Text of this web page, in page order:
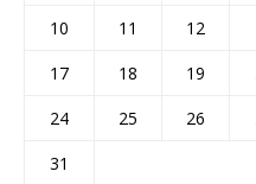
10
11 12
17
18 19
24
25 26
31